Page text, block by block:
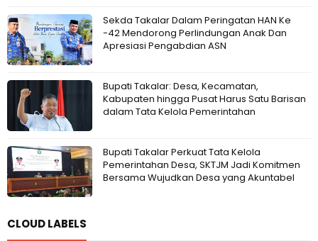
Sekda Takalar Dalam Peringatan HAN Ke
-42 Mendorong Perlindungan Anak Dan
Apresiasi Pengabdian ASN
Bupati Takalar: Desa, Kecamatan,
Kabupaten hingga Pusat Harus Satu Barisan
dalam Tata Kelola Pemerintahan
Bupati Takalar Perkuat Tata Kelola
Pemerintahan Desa, SKTJM Jadi Komitmen
Bersama Wujudkan Desa yang Akuntabel
CLOUD LABELS